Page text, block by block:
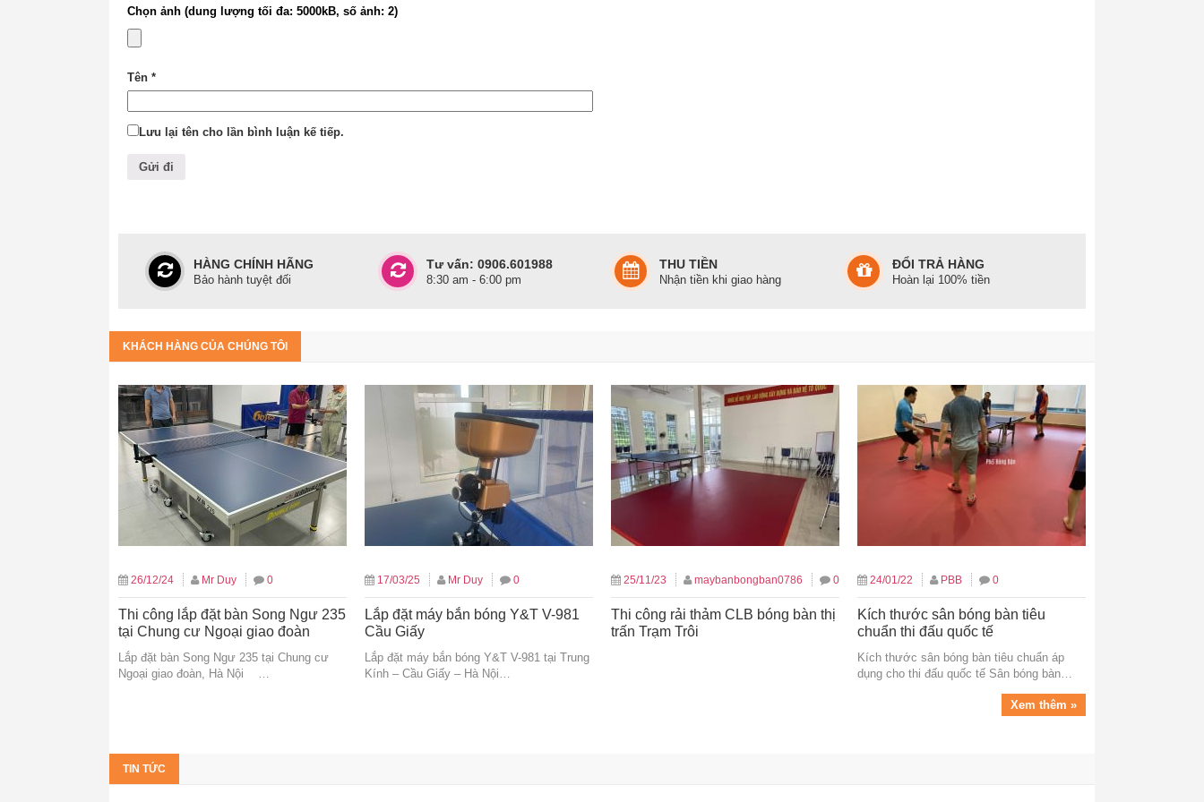
Chọn ảnh (dung lượng tối đa: 5000kB, số ảnh: 2)
Tên *
Lưu lại tên cho lần bình luận kế tiếp.
HÀNG CHÍNH HÃNG
Bảo hành tuyệt đối
Tư vấn: 0906.601988
8:30 am - 6:00 pm
THU TIỀN
Nhận tiền khi giao hàng
ĐỔI TRẢ HÀNG
Hoàn lại 100% tiền
KHÁCH HÀNG CỦA CHÚNG TÔI
26/12/24 Mr Duy 0
Thi công lắp đặt bàn Song Ngư 235
tại Chung cư Ngoại giao đoàn
Lắp đặt bàn Song Ngư 235 tại Chung cư
Ngoại giao đoàn, Hà Nội …
17/03/25 Mr Duy 0
Lắp đặt máy bắn bóng Y&T V-981
Cầu Giấy
Lắp đặt máy bắn bóng Y&T V-981 tại Trung
Kính – Cầu Giấy – Hà Nội…
25/11/23 maybanbongban0786 0
Thi công rải thảm CLB bóng bàn thị
trấn Trạm Trôi
24/01/22 PBB 0
Kích thước sân bóng bàn tiêu
chuẩn thi đấu quốc tế
Kích thước sân bóng bàn tiêu chuẩn áp
dụng cho thi đấu quốc tế Sân bóng bàn…
Xem thêm »
TIN TỨC